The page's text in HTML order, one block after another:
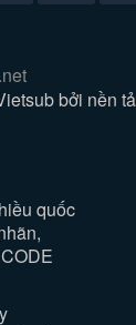
bởi nền
quốc